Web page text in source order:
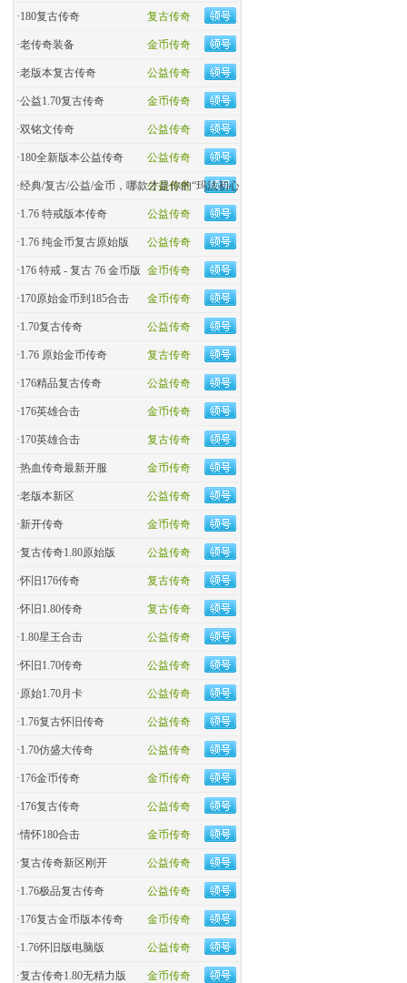
复古传奇
·180复古传奇
金币传奇
·老传奇装备
公益传奇
·老版本复古传奇
金币传奇
·公益1.70复古传奇
公益传奇
·双铭文传奇
公益传奇
·180全新版本公益传奇
公益传奇
·经典/复古/公益/金币，哪款才是你的“玛法初心
公益传奇
·1.76 特戒版本传奇
公益传奇
·1.76 纯金币复古原始版
金币传奇
·176 特戒 - 复古 76 金币版
金币传奇
·170原始金币到185合击
公益传奇
·​1.70复古传奇
复古传奇
·1.76 原始金币传奇
公益传奇
·176精品复古传奇
金币传奇
·176英雄合击
复古传奇
·170英雄合击
金币传奇
·热血传奇最新开服
公益传奇
·老版本新区
金币传奇
·新开传奇
公益传奇
·复古传奇1.80原始版
复古传奇
·怀旧176传奇
复古传奇
·怀旧1.80传奇
公益传奇
·1.80星王合击
公益传奇
·怀旧1.70传奇
公益传奇
·原始1.70月卡
公益传奇
·1.76复古怀旧传奇
公益传奇
·1.70仿盛大传奇
金币传奇
·176金币传奇
公益传奇
·176复古传奇
金币传奇
·情怀180合击
公益传奇
·复古传奇新区刚开
公益传奇
·1.76极品复古传奇
金币传奇
·176复古金币版本传奇
公益传奇
·1.76怀旧版电脑版
金币传奇
·复古传奇1.80无精力版